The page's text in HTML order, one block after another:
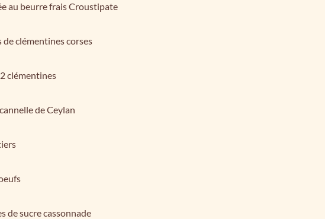
au beurre frais Croustipate
de clémentines corses
clémentines
de Ceylan
de sucre cassonnade